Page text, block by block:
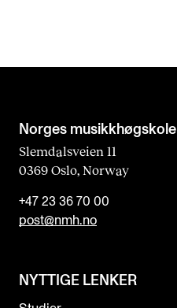
Norges musikk­høgskole
Slemdalsveien 11
0369 Oslo, Norway
+47 23 36 70 00
post@nmh.no
NYTTIGE LENKER